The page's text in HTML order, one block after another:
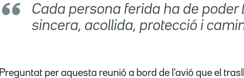
Cada persona ferida ha de poder
sincera, acollida, protecció i
Preguntat per aquesta reunió a bord de l'avió que el